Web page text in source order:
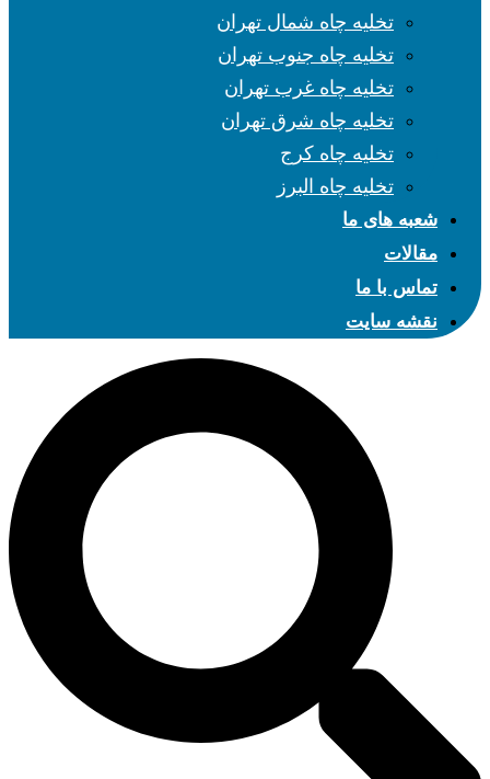
تخلیه چاه شمال تهران
تخلیه چاه جنوب تهران
تخلیه چاه غرب تهران
تخلیه چاه شرق تهران
تخلیه چاه کرج
تخلیه چاه البرز
شعبه های ما
مقالات
تماس با ما
نقشه سایت